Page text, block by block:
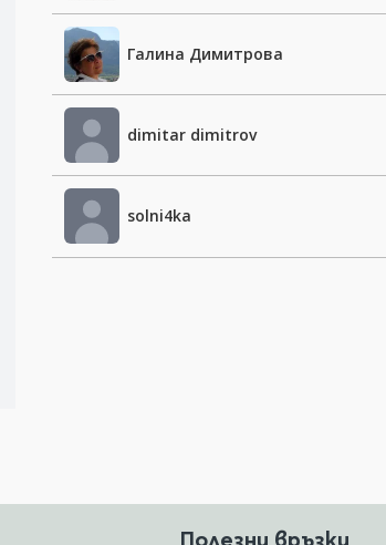
Галина Димитрова
dimitar dimitrov
solni4ka
Полезни връзки